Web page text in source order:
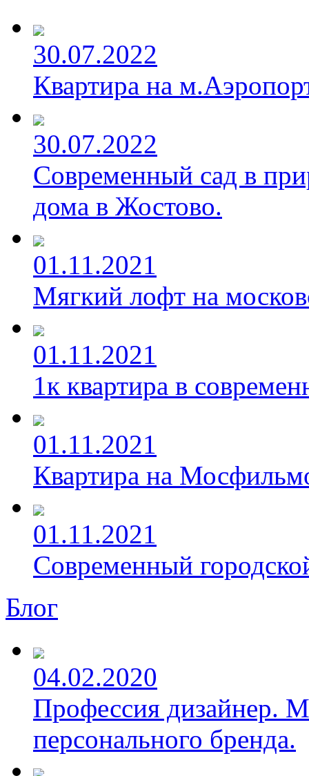
30.07.2022
Квартира на
30.07.2022
Современный сад в
дома в Жостово.
01.11.2021
Мягкий лофт на
01.11.2021
1к квартира в
01.11.2021
Квартира на
01.11.2021
Современный
Блог
04.02.2020
Профессия дизайнер.
персонального бренда.